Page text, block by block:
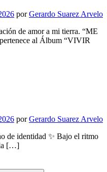
porGerardo Suarez Arvelo
de amor a mi tierra. “ME
al Álbum “VIVIR
porGerardo Suarez Arvelo
de identidad ✨ Bajo el ritmo
la […]